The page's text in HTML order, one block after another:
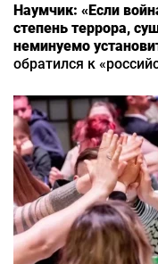
Наумчик: «Если
степень террора,
неминуемо
обратился к